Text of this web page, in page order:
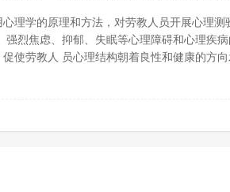
学的原理和方法，对劳教人员开展心理测
烈焦虑、抑郁、失眠等心理障碍和心理疾
使劳教人 员心理结构朝着良性和健康的方